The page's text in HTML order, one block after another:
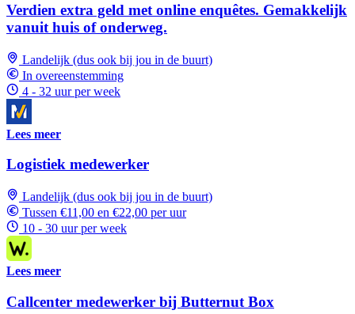
Verdien extra geld met online enquêtes. Gemakkelijk
vanuit huis of onderweg.
Landelijk (dus ook bij jou in de buurt)
In overeenstemming
4 - 32 uur per week
Lees meer
Logistiek medewerker
Landelijk (dus ook bij jou in de buurt)
Tussen €11,00 en €22,00 per uur
10 - 30 uur per week
Lees meer
Callcenter medewerker bij Butternut Box